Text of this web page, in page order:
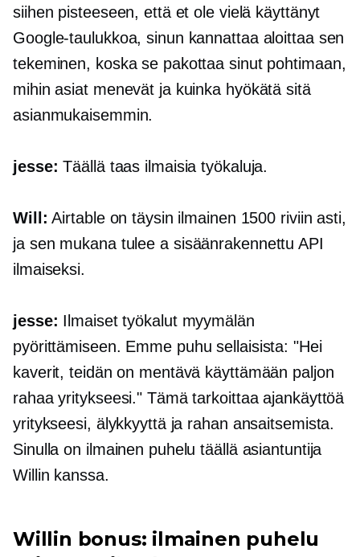
siihen pisteeseen, että et ole vielä käyttänyt
Google-taulukkoa, sinun kannattaa aloittaa sen
tekeminen, koska se pakottaa sinut pohtimaan,
mihin asiat menevät ja kuinka hyökätä sitä
asianmukaisemmin.
jesse: Täällä taas ilmaisia ​​työkaluja.
Will: Airtable on täysin ilmainen 1500 riviin asti,
ja sen mukana tulee a sisäänrakennettu API
ilmaiseksi.
jesse: Ilmaiset työkalut myymälän
pyörittämiseen. Emme puhu sellaisista: "Hei
kaverit, teidän on mentävä käyttämään paljon
rahaa yritykseesi." Tämä tarkoittaa ajankäyttöä
yritykseesi, älykkyyttä ja rahan ansaitsemista.
Sinulla on ilmainen puhelu täällä asiantuntija
Willin kanssa.
Willin bonus: ilmainen puhelu